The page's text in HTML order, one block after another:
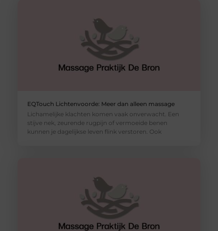
EQTouch Lichtenvoorde: Meer dan alleen massage
Lichamelijke klachten komen vaak onverwacht. Een
stijve nek, zeurende rugpijn of vermoeide benen
kunnen je dagelijkse leven flink verstoren. Ook